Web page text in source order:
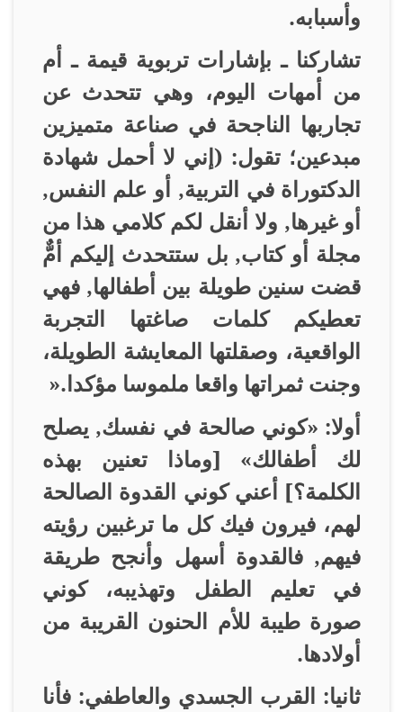
وأسبابه.
تشاركنا ـ بإشارات تربوية قيمة ـ أم
من أمهات اليوم، وهي تتحدث عن
تجاربها الناجحة في صناعة متميزين
مبدعين؛ تقول: (إني لا أحمل شهادة
الدكتوراة في التربية, أو علم النفس,
أو غيرها, ولا أنقل لكم كلامي هذا من
مجلة أو كتاب, بل ستتحدث إليكم أمٌّ
قضت سنين طويلة بين أطفالها, فهي
تعطيكم كلمات صاغتها التجربة
الواقعية، وصقلتها المعايشة الطويلة،
وجنت ثمراتها واقعا ملموسا مؤكدا».
أولا: «كوني صالحة في نفسك, يصلح
لك أطفالك» [وماذا تعنين بهذه
الكلمة؟] أعني كوني القدوة الصالحة
لهم، فيرون فيك كل ما ترغبين رؤيته
فيهم, فالقدوة أسهل وأنجح طريقة
في تعليم الطفل وتهذيبه، كوني
صورة طيبة للأم الحنون القريبة من
أولادها.
ثانيا: القرب الجسدي والعاطفي: فأنا